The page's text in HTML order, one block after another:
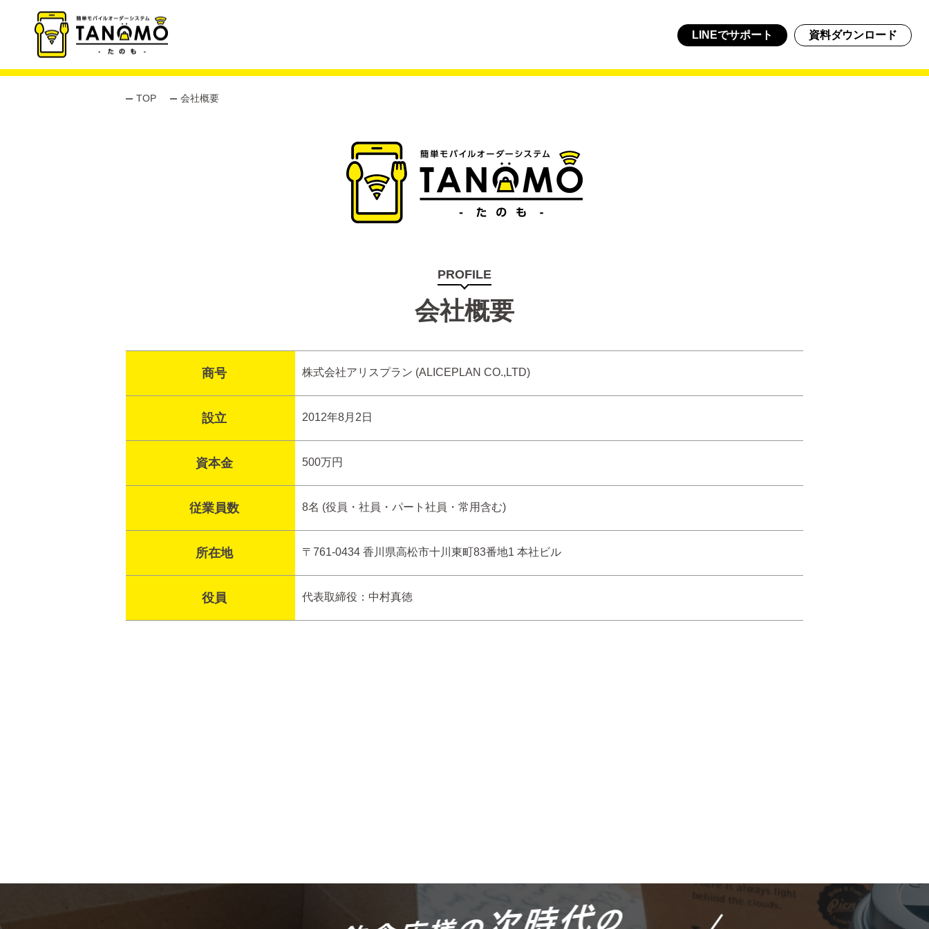
LINEでサポート 資料ダウンロード
TOP 会社概要
会社概要
PROFILE
商号 株式会社アリスプラン (ALICEPLAN CO.,LTD)
設立 2012年8月2日
資本金 500万円
従業員数 8名 (役員・社員・パート社員・常用含む)
所在地 〒761-0434 香川県高松市十川東町83番地1 本社ビル
役員 代表取締役：中村真徳